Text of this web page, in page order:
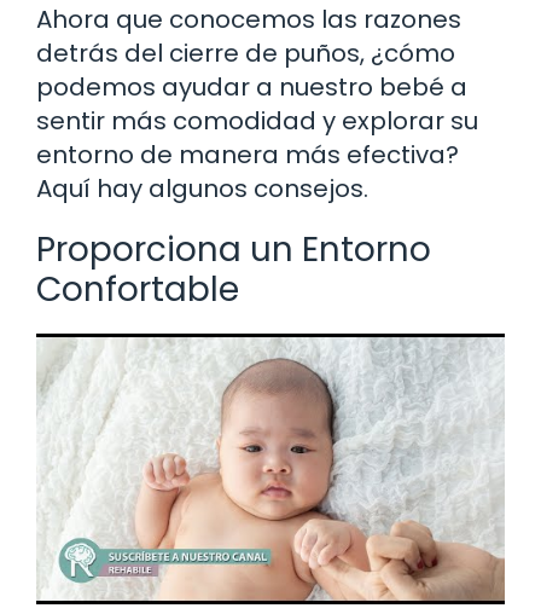
Ahora que conocemos las razones
detrás del cierre de puños, ¿cómo
podemos ayudar a nuestro bebé a
sentir más comodidad y explorar su
entorno de manera más efectiva?
Aquí hay algunos consejos.
Proporciona un Entorno
Confortable